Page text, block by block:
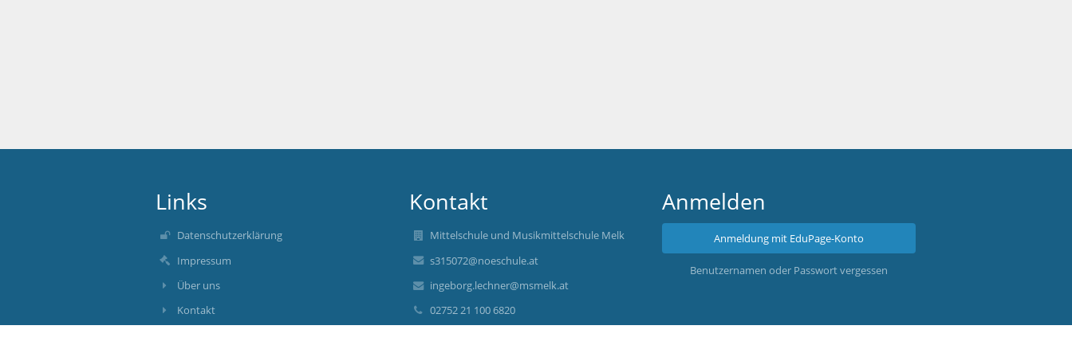
Links
Datenschutzerklärung
Impressum
Über uns
Kontakt
Kontakt
Mittelschule und Musikmittelschule Melk
s315072@noeschule.at
ingeborg.lechner@msmelk.at
02752 21 100 6820
Anmelden
Anmeldung mit EduPage-Konto
Benutzernamen oder Passwort vergessen